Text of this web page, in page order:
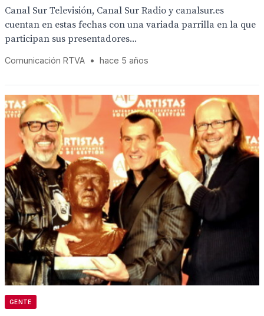
Canal Sur Televisión, Canal Sur Radio y canalsur.es
cuentan en estas fechas con una variada parrilla en la que
participan sus presentadores...
Comunicación RTVA • hace 5 años
GENTE